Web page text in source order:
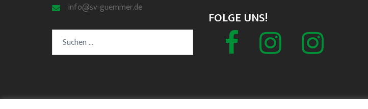
info@sv-guemmer.de
Suchen
nach:
FOLGE UNS!
Facebook SchützenvereinSpielmannszug